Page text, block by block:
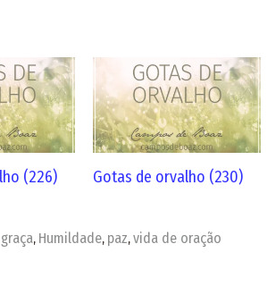
(226) Gotas de orvalho (230)
graça, Humildade, paz, vida de oração